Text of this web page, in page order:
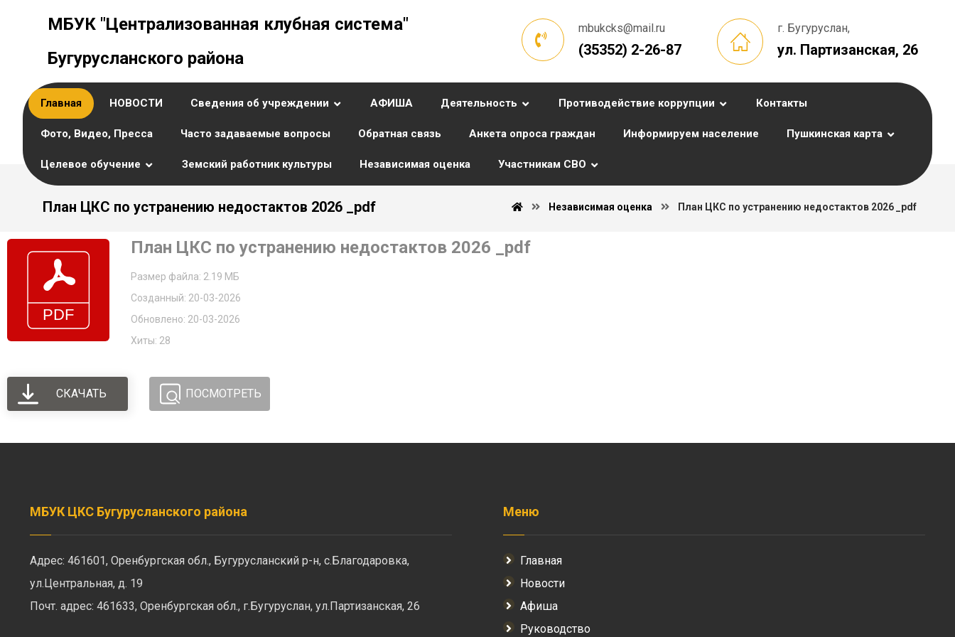
МБУК "Централизованная клубная система"
Бугурусланского района
г. Бугуруслан,
ул. Партизанская, 26
mbukcks@mail.ru
(35352) 2-26-87
Главная НОВОСТИ Сведения об учреждении АФИША Деятельность Противодействие коррупции Контакты
Фото, Видео, Пресса Часто задаваемые вопросы Обратная связь Анкета опроса граждан Информируем население Пушкинская карта
Целевое обучение Земский работник культуры Независимая оценка Участникам СВО
План ЦКС по устранению недостактов 2026 _pdf Независимая оценка План ЦКС по устранению недостактов 2026 _pdf
План ЦКС по устранению недостактов 2026 _pdf
Размер файла: 2.19 МБ
Созданный: 20-03-2026
Обновлено: 20-03-2026
Хиты: 28
СКАЧАТЬ ПОСМОТРЕТЬ
МБУК ЦКС Бугурусланского района
Адрес: 461601, Оренбургская обл., Бугурусланский р-н, с.Благодаровка,
ул.Центральная, д. 19
Почт. адрес: 461633, Оренбургская обл., г.Бугуруслан, ул.Партизанская, 26
Меню
Главная
Новости
Афиша
Руководство